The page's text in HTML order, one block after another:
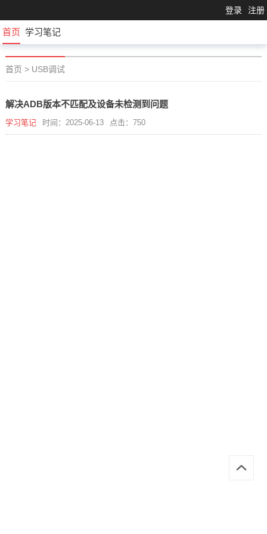
登录 注册
首页 学习笔记
首页 > USB调试
解决ADB版本不匹配及设备未检测到问题
学习笔记 时间：2025-06-13 点击：750